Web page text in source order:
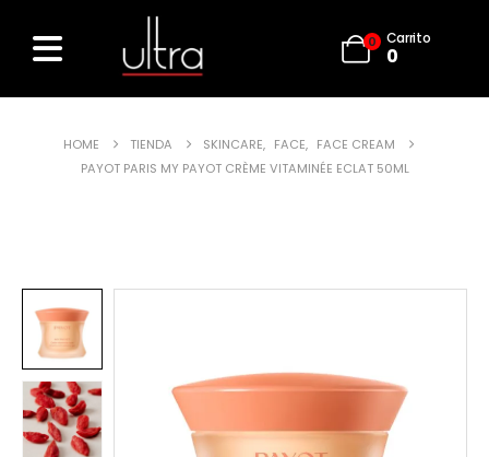
0 Carrito
0
HOME TIENDA SKINCARE, FACE, FACE CREAM
PAYOT PARIS MY PAYOT CRÈME VITAMINÉE ECLAT 50ML